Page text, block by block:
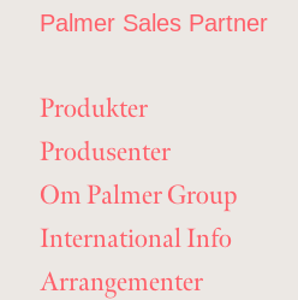
Palmer Sales Partner
Produkter
Produsenter
Om Palmer Group
International Info
Arrangementer